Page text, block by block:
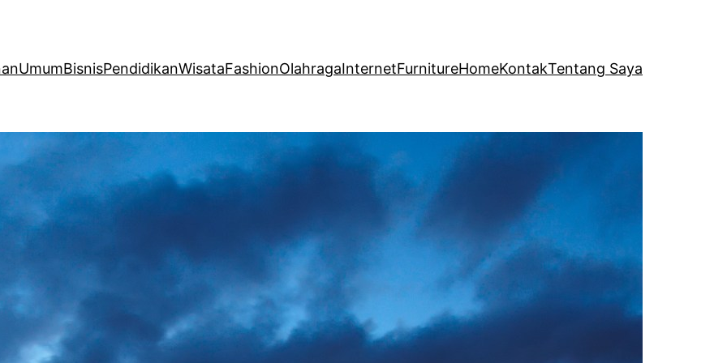
UmumBisnisPendidikanWisataFashionOlahragaInternetFurnitureHomeKontakTentang Saya